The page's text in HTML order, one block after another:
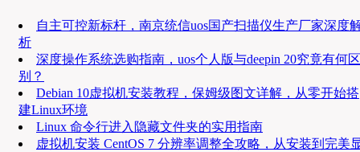
自主可控新标杆，南京统信uos国产扫描仪生产厂家深度
析
深度操作系统选购指南，uos个人版与deepin 20究竟有何区
别？
Debian 10虚拟机安装教程，保姆级图文详解，从零开始搭
建Linux环境
Linux 命令行进入隐藏文件夹的实用指南
虚拟机安装 CentOS 7 分辨率调整全攻略，从安装到完美